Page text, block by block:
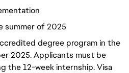
summer of 2025
degree program in the
2025. Applicants must be
the 12-week internship. Visa